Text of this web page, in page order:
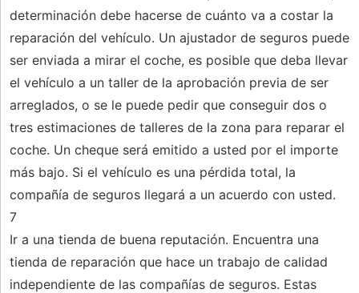
determinación debe hacerse de cuánto va a costar la
reparación del vehículo. Un ajustador de seguros puede
ser enviada a mirar el coche, es posible que deba llevar
el vehículo a un taller de la aprobación previa de ser
arreglados, o se le puede pedir que conseguir dos o
tres estimaciones de talleres de la zona para reparar el
coche. Un cheque será emitido a usted por el importe
más bajo. Si el vehículo es una pérdida total, la
compañía de seguros llegará a un acuerdo con usted.
7
Ir a una tienda de buena reputación. Encuentra una
tienda de reparación que hace un trabajo de calidad
independiente de las compañías de seguros. Estas